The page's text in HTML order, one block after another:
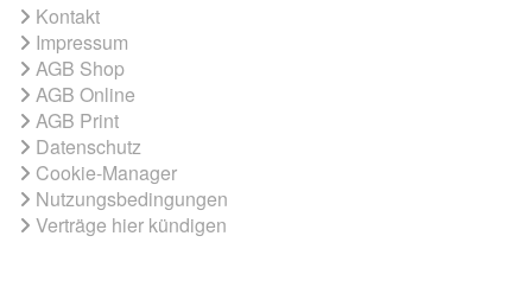
Kontakt
Impressum
AGB Shop
AGB Online
AGB Print
Datenschutz
Cookie-Manager
Nutzungsbedingungen
Verträge hier kündigen